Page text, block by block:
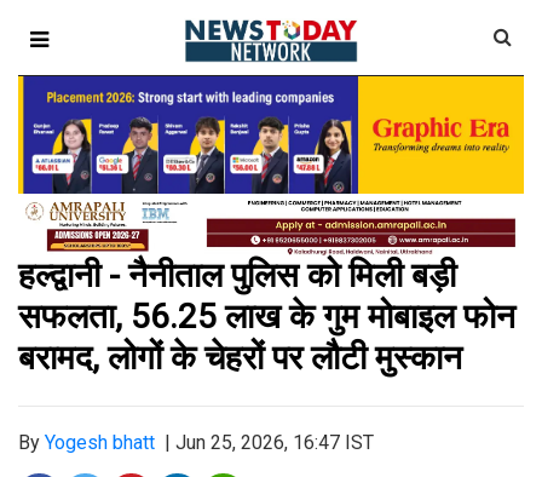
हल्द्वानी - नैनीताल पुलिस को मिली बड़ी
सफलता, 56.25 लाख के गुम मोबाइल फोन
बरामद, लोगों के चेहरों पर लौटी मुस्कान
By Yogesh bhatt Jun 25, 2026, 16:47 IST